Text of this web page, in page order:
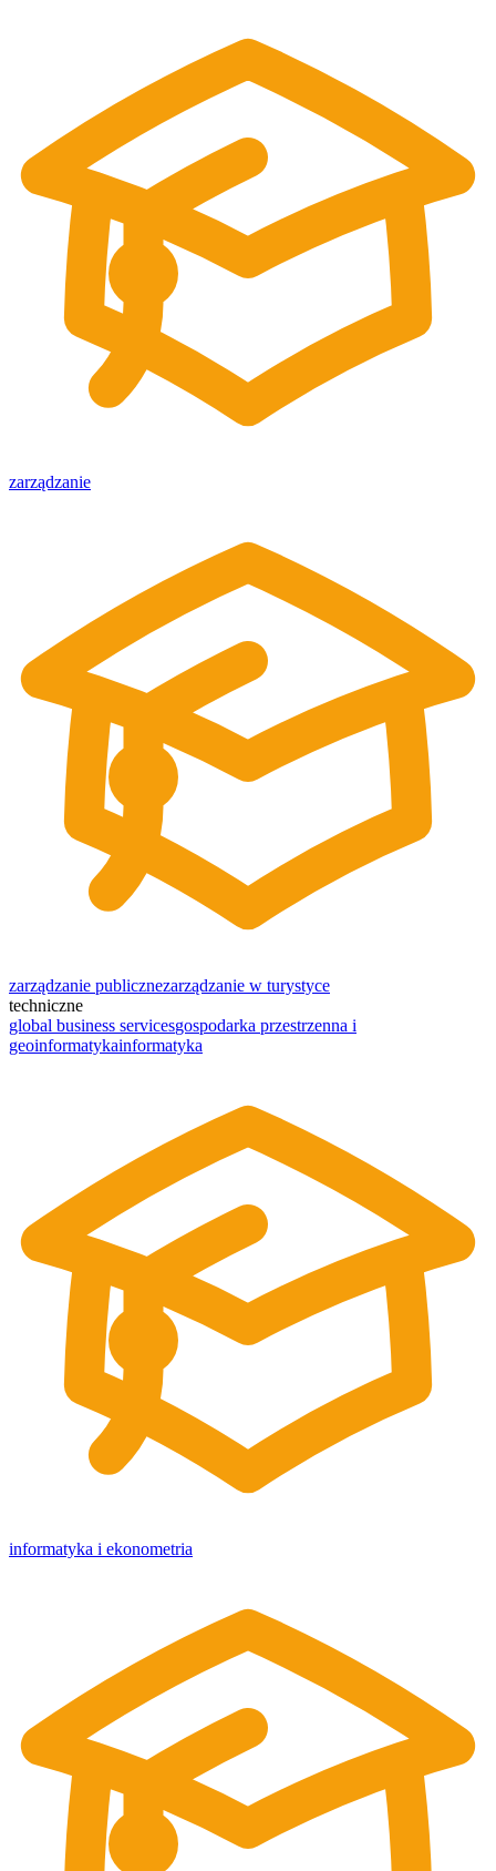
zarządzanie
zarządzanie publicznezarządzanie w turystyce
techniczne
global business servicesgospodarka przestrzenna i
geoinformatykainformatyka
informatyka i ekonometria